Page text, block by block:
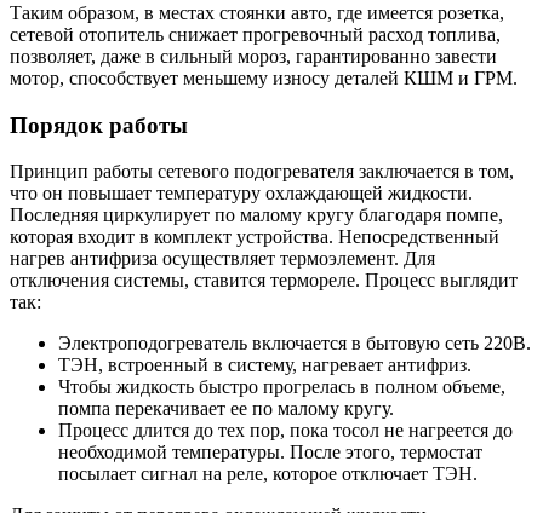
Таким образом, в местах стоянки авто, где имеется розетка,
сетевой отопитель снижает прогревочный расход топлива,
позволяет, даже в сильный мороз, гарантированно завести
мотор, способствует меньшему износу деталей КШМ и ГРМ.
Порядок работы
Принцип работы сетевого подогревателя заключается в том,
что он повышает температуру охлаждающей жидкости.
Последняя циркулирует по малому кругу благодаря помпе,
которая входит в комплект устройства. Непосредственный
нагрев антифриза осуществляет термоэлемент. Для
отключения системы, ставится термореле. Процесс выглядит
так:
Электроподогреватель включается в бытовую сеть 220В.
ТЭН, встроенный в систему, нагревает антифриз.
Чтобы жидкость быстро прогрелась в полном объеме,
помпа перекачивает ее по малому кругу.
Процесс длится до тех пор, пока тосол не нагреется до
необходимой температуры. После этого, термостат
посылает сигнал на реле, которое отключает ТЭН.